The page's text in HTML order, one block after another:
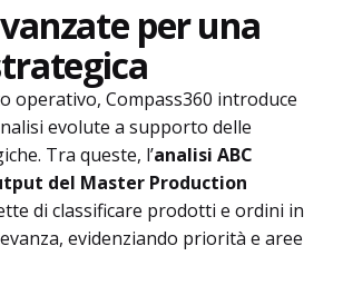
per una
operativo, Compass360 introduce
evolute a supporto delle
Tra queste, l’analisi ABC
del Master Production
di classificare prodotti e ordini in
evidenziando priorità e aree